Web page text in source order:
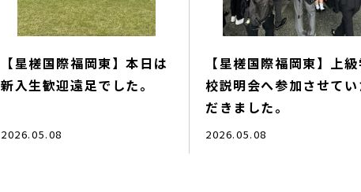
【星槎国際福岡東】本日は
新入生歓迎遠足でした。
2026.05.08
【星槎国際福岡東】上
校説明会へ参加させて
だきました。
2026.05.08